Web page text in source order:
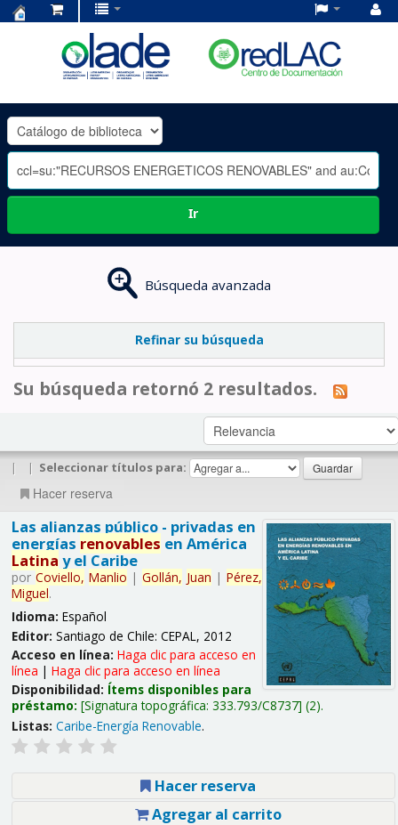
OLADE
-
Ir
Búsqueda avanzada
Refinar su búsqueda
Su búsqueda retornó 2 resultados.
| | Seleccionar títulos para:
Hacer reserva
Las alianzas público - privadas en
energías renovables en América
Latina y el Caribe
por Coviello, Manlio | Gollán, Juan | Pérez,
Miguel.
Idioma: Español
Editor: Santiago de Chile: CEPAL, 2012
Acceso en línea: Haga clic para acceso en
línea | Haga clic para acceso en línea
Disponibilidad: Ítems disponibles para
préstamo: Signatura topográfica: 333.793/C8737 (2).
Listas: Caribe-Energía Renovable.
Hacer reserva
Agregar al carrito